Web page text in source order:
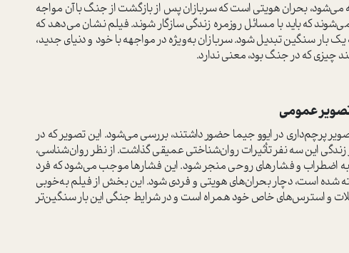
می‌شود، بحران هویتی است که سربازان پس از بازگشت از جنگ با آن مواجه
که باید با مسائل روزمره زندگی سازگار شوند. فیلم نشان می‌دهد که
بار سنگین تبدیل شود. سربازان به‌ویژه در مواجهه با خود و دنیای جدید،
چیزی که در جنگ بود، معنی ندارد.
پرچم‌داری در ایوو جیما حضور داشتند، بررسی می‌شود. این تصویر که در
این سه نفر تأثیرات روان‌شناختی عمیقی گذاشت. از نظر روان‌شناسی،
به اضطراب و فشارهای روحی منجر شود. این فشارها موجب می‌شود که فرد
شده است، دچار بحران‌های هویتی و فردی شود. این بخش از فیلم به‌خوبی
و استرس‌های خاص خود همراه است و در شرایط جنگی این بار سنگین‌تر